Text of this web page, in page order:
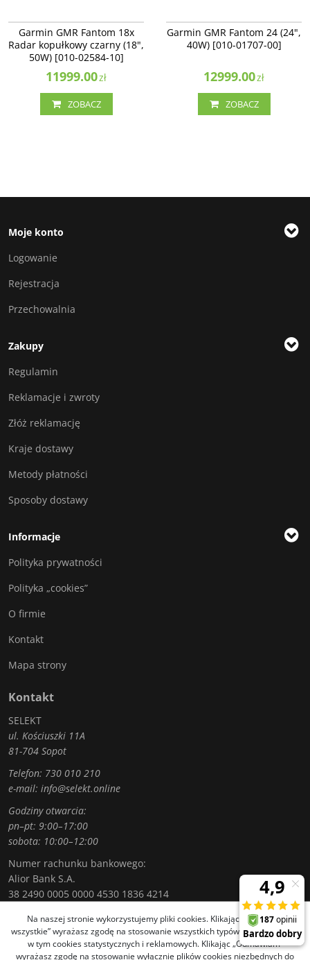
Garmin GMR Fantom 18x
Radar kopułkowy czarny (18",
50W) [010-02584-10]
11999.00zł
ZOBACZ
Garmin GMR Fantom 24 (24",
40W) [010-01707-00]
12999.00zł
ZOBACZ
Moje konto
Logowanie
Rejestracja
Przechowalnia
Zakupy
Regulamin
Reklamacje i zwroty
Złóż reklamację
Kraje dostawy
Metody płatności
Sposoby dostawy
Informacje
Polityka prywatności
Polityka „cookies”
O firmie
Kontakt
Mapa strony
Kontakt
SELEKT
ul. Kościuszki 11A
81-704 Sopot
Telefon: 730 010 210
e-mail: info@selekt.online
Godziny otwarcia:
pn–pt: 9:00–17:00
sobota: 10:00–12:00
Numer rachunku bankowego:
Alior Bank S.A.
38 2490 0005 0000 4530 1836 4214
© 2019 SELEKT. Wszelkie prawa zastrzeżone.
Na naszej stronie wykorzystujemy pliki cookies. Klikając „Akceptuję
wszystkie” wyrażasz zgodę na stosowanie wszystkich typów plików cookies,
w tym cookies statystycznych i reklamowych. Klikając „Odmawiam”
wyrażasz zgodę na stosowanie wyłącznie plików cookies niezbędnych do